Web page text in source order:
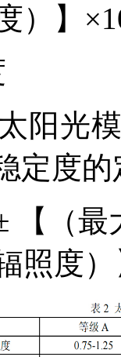
）】
阳光
定度
【（最
照度